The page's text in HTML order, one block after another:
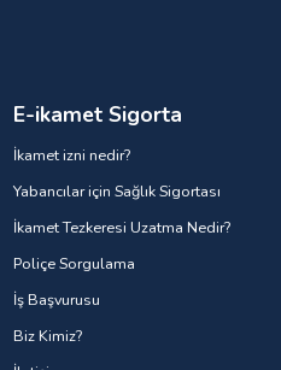
E-ikamet Sigorta
İkamet izni nedir?
Yabancılar için Sağlık Sigortası
İkamet Tezkeresi Uzatma Nedir?
Poliçe Sorgulama
İş Başvurusu
Biz Kimiz?